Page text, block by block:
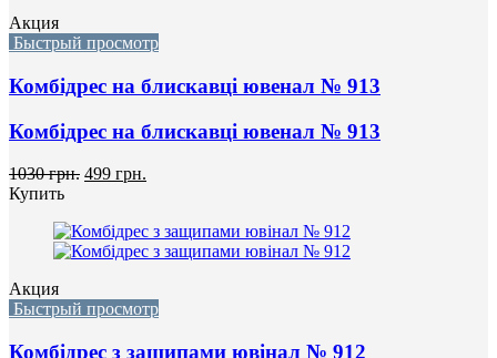
Акция
Быстрый просмотр
Комбідрес на блискавці ювенал № 913
Комбідрес на блискавці ювенал № 913
1030 грн. 499 грн.
Купить
Акция
Быстрый просмотр
Комбідрес з защипами ювінал № 912